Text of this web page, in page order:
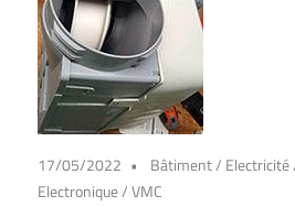
17/05/2022 Bâtiment/ Electricité
Electronique/VMC